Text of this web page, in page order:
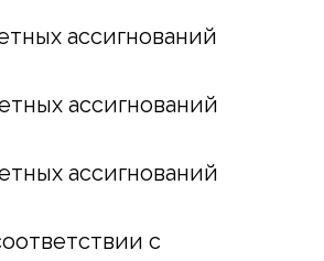
ассигнований
ассигнований
ассигнований
с